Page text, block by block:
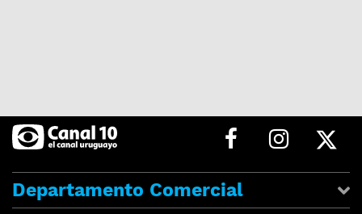
Departamento Comercial